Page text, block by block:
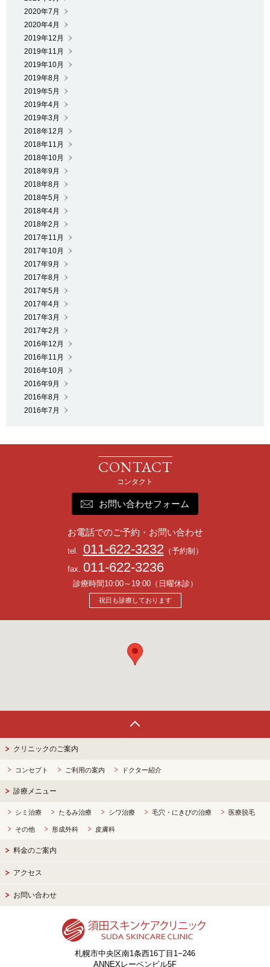
2020年7月
2020年4月
2019年12月
2019年11月
2019年10月
2019年8月
2019年5月
2019年4月
2019年3月
2018年12月
2018年11月
2018年10月
2018年9月
2018年8月
2018年5月
2018年4月
2018年2月
2017年11月
2017年10月
2017年9月
2017年8月
2017年5月
2017年4月
2017年3月
2017年2月
2016年12月
2016年11月
2016年10月
2016年9月
2016年8月
2016年7月
お問い合わせフォーム
お電話でのご予約・お問い合わせ
tel. 011-622-3232（予約制）
fax. 011-622-3236
診療時間10:00～19:00（日曜休診）
祝日も診療しております
クリニックのご案内
コンセプト ご利用の案内 ドクター紹介
診療メニュー
シミ治療 たるみ治療 シワ治療 毛穴・にきびの治療 医療脱毛
その他 形成外科 皮膚科
料金のご案内
アクセス
お問い合わせ
札幌市中央区南1条西16丁目1−246
ANNEXレーベンビル5F